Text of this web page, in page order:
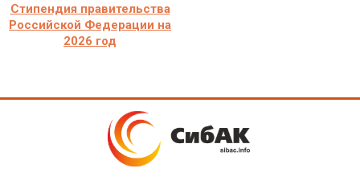
Стипендия правительства
Российской Федерации на
2026 год